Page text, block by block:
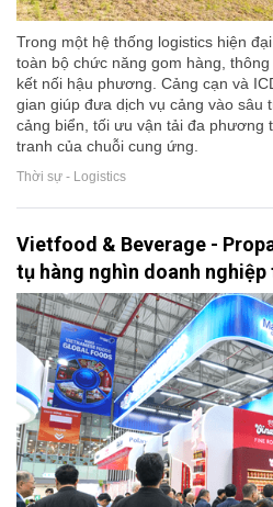
Trong một hệ thống logistics hiện
toàn bộ chức năng gom hàng,
kết nối hậu phương. Cảng cạn và
gian giúp đưa dịch vụ cảng vào sâu
cảng biển, tối ưu vận tải đa phương
tranh của chuỗi cung ứng.
Thời sự - Logistics
Vietfood & Beverage -
tụ hàng nghìn doanh